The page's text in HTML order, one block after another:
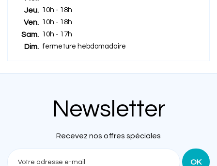
Jeu. 10h - 18h
Ven. 10h - 18h
Sam. 10h - 17h
Dim. fermeture hebdomadaire
Newsletter
Recevez nos offres spéciales